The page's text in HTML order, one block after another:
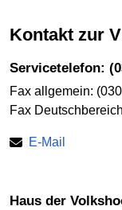
Kontakt zur
Servicetelefon:
Fax allgemein:
Fax
E-Mail
Haus der